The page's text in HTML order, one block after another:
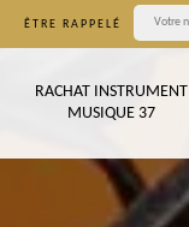
ÊTRE RAPPELÉ
RACHAT INSTRUMENT
MUSIQUE 37